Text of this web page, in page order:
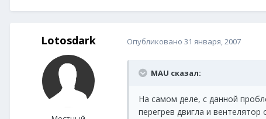
Lotosdark Опубликовано 31 января, 2007
MAU сказал:
На самом деле, с данной
перегрев двигла и